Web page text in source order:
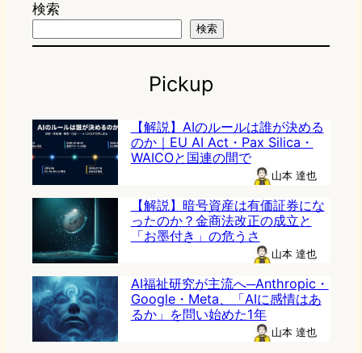
検索
検索
Pickup
【解説】AIのルールは誰が決める
のか｜EU AI Act・Pax Silica・
WAICOと国連の間で
山本 達也
【解説】暗号資産は有価証券にな
ったのか？金商法改正の成立と
「お墨付き」の危うさ
山本 達也
AI福祉研究が主流へ─Anthropic・
Google・Meta、「AIに感情はあ
るか」を問い始めた1年
山本 達也